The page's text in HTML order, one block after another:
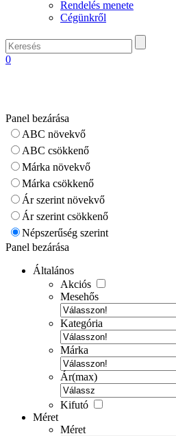
Rendelés menete
Cégünkről
0
Panel bezárása
ABC növekvő
ABC csökkenő
Márka növekvő
Márka csökkenő
Ár szerint növekvő
Ár szerint csökkenő
Népszerűség szerint
Panel bezárása
Általános
Akciós
Mesehős
Kategória
Márka
Ár(max)
Kifutó
Méret
Méret